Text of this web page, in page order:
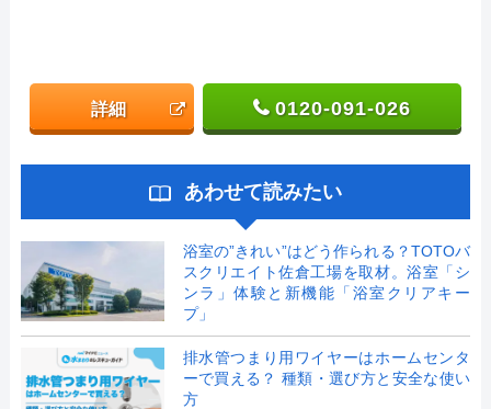
詳細 0120-091-026
あわせて読みたい
浴室の”きれい”はどう作られる？TOTOバ
スクリエイト佐倉工場を取材。浴室「シ
ンラ」体験と新機能「浴室クリアキー
プ」
排水管つまり用ワイヤーはホームセンタ
ーで買える？ 種類・選び方と安全な使い
方